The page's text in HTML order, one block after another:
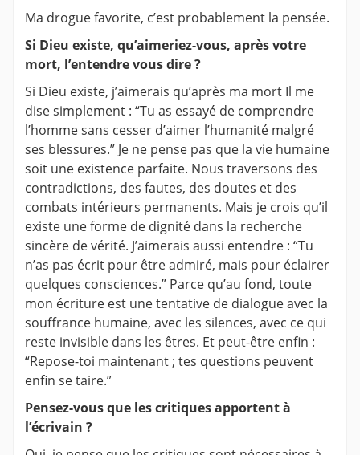
Ma drogue favorite, c’est probablement la pensée.
Si Dieu existe, qu’aimeriez-vous, après votre
mort, l’entendre vous dire ?
Si Dieu existe, j’aimerais qu’après ma mort Il me
dise simplement : “Tu as essayé de comprendre
l’homme sans cesser d’aimer l’humanité malgré
ses blessures.” Je ne pense pas que la vie humaine
soit une existence parfaite. Nous traversons des
contradictions, des fautes, des doutes et des
combats intérieurs permanents. Mais je crois qu’il
existe une forme de dignité dans la recherche
sincère de vérité. J’aimerais aussi entendre : “Tu
n’as pas écrit pour être admiré, mais pour éclairer
quelques consciences.” Parce qu’au fond, toute
mon écriture est une tentative de dialogue avec la
souffrance humaine, avec les silences, avec ce qui
reste invisible dans les êtres. Et peut-être enfin :
“Repose-toi maintenant ; tes questions peuvent
enfin se taire.”
Pensez-vous que les critiques apportent à
l’écrivain ?